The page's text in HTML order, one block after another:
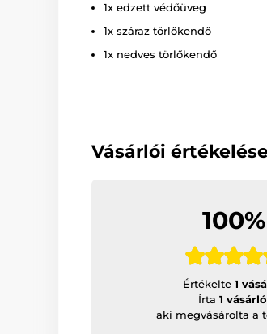
1x edzett védőüveg
1x száraz törlőkendő
1x nedves törlőkendő
Vásárlói
100%
Értékelte1
Írta1 vásárló
aki megvásárolta a